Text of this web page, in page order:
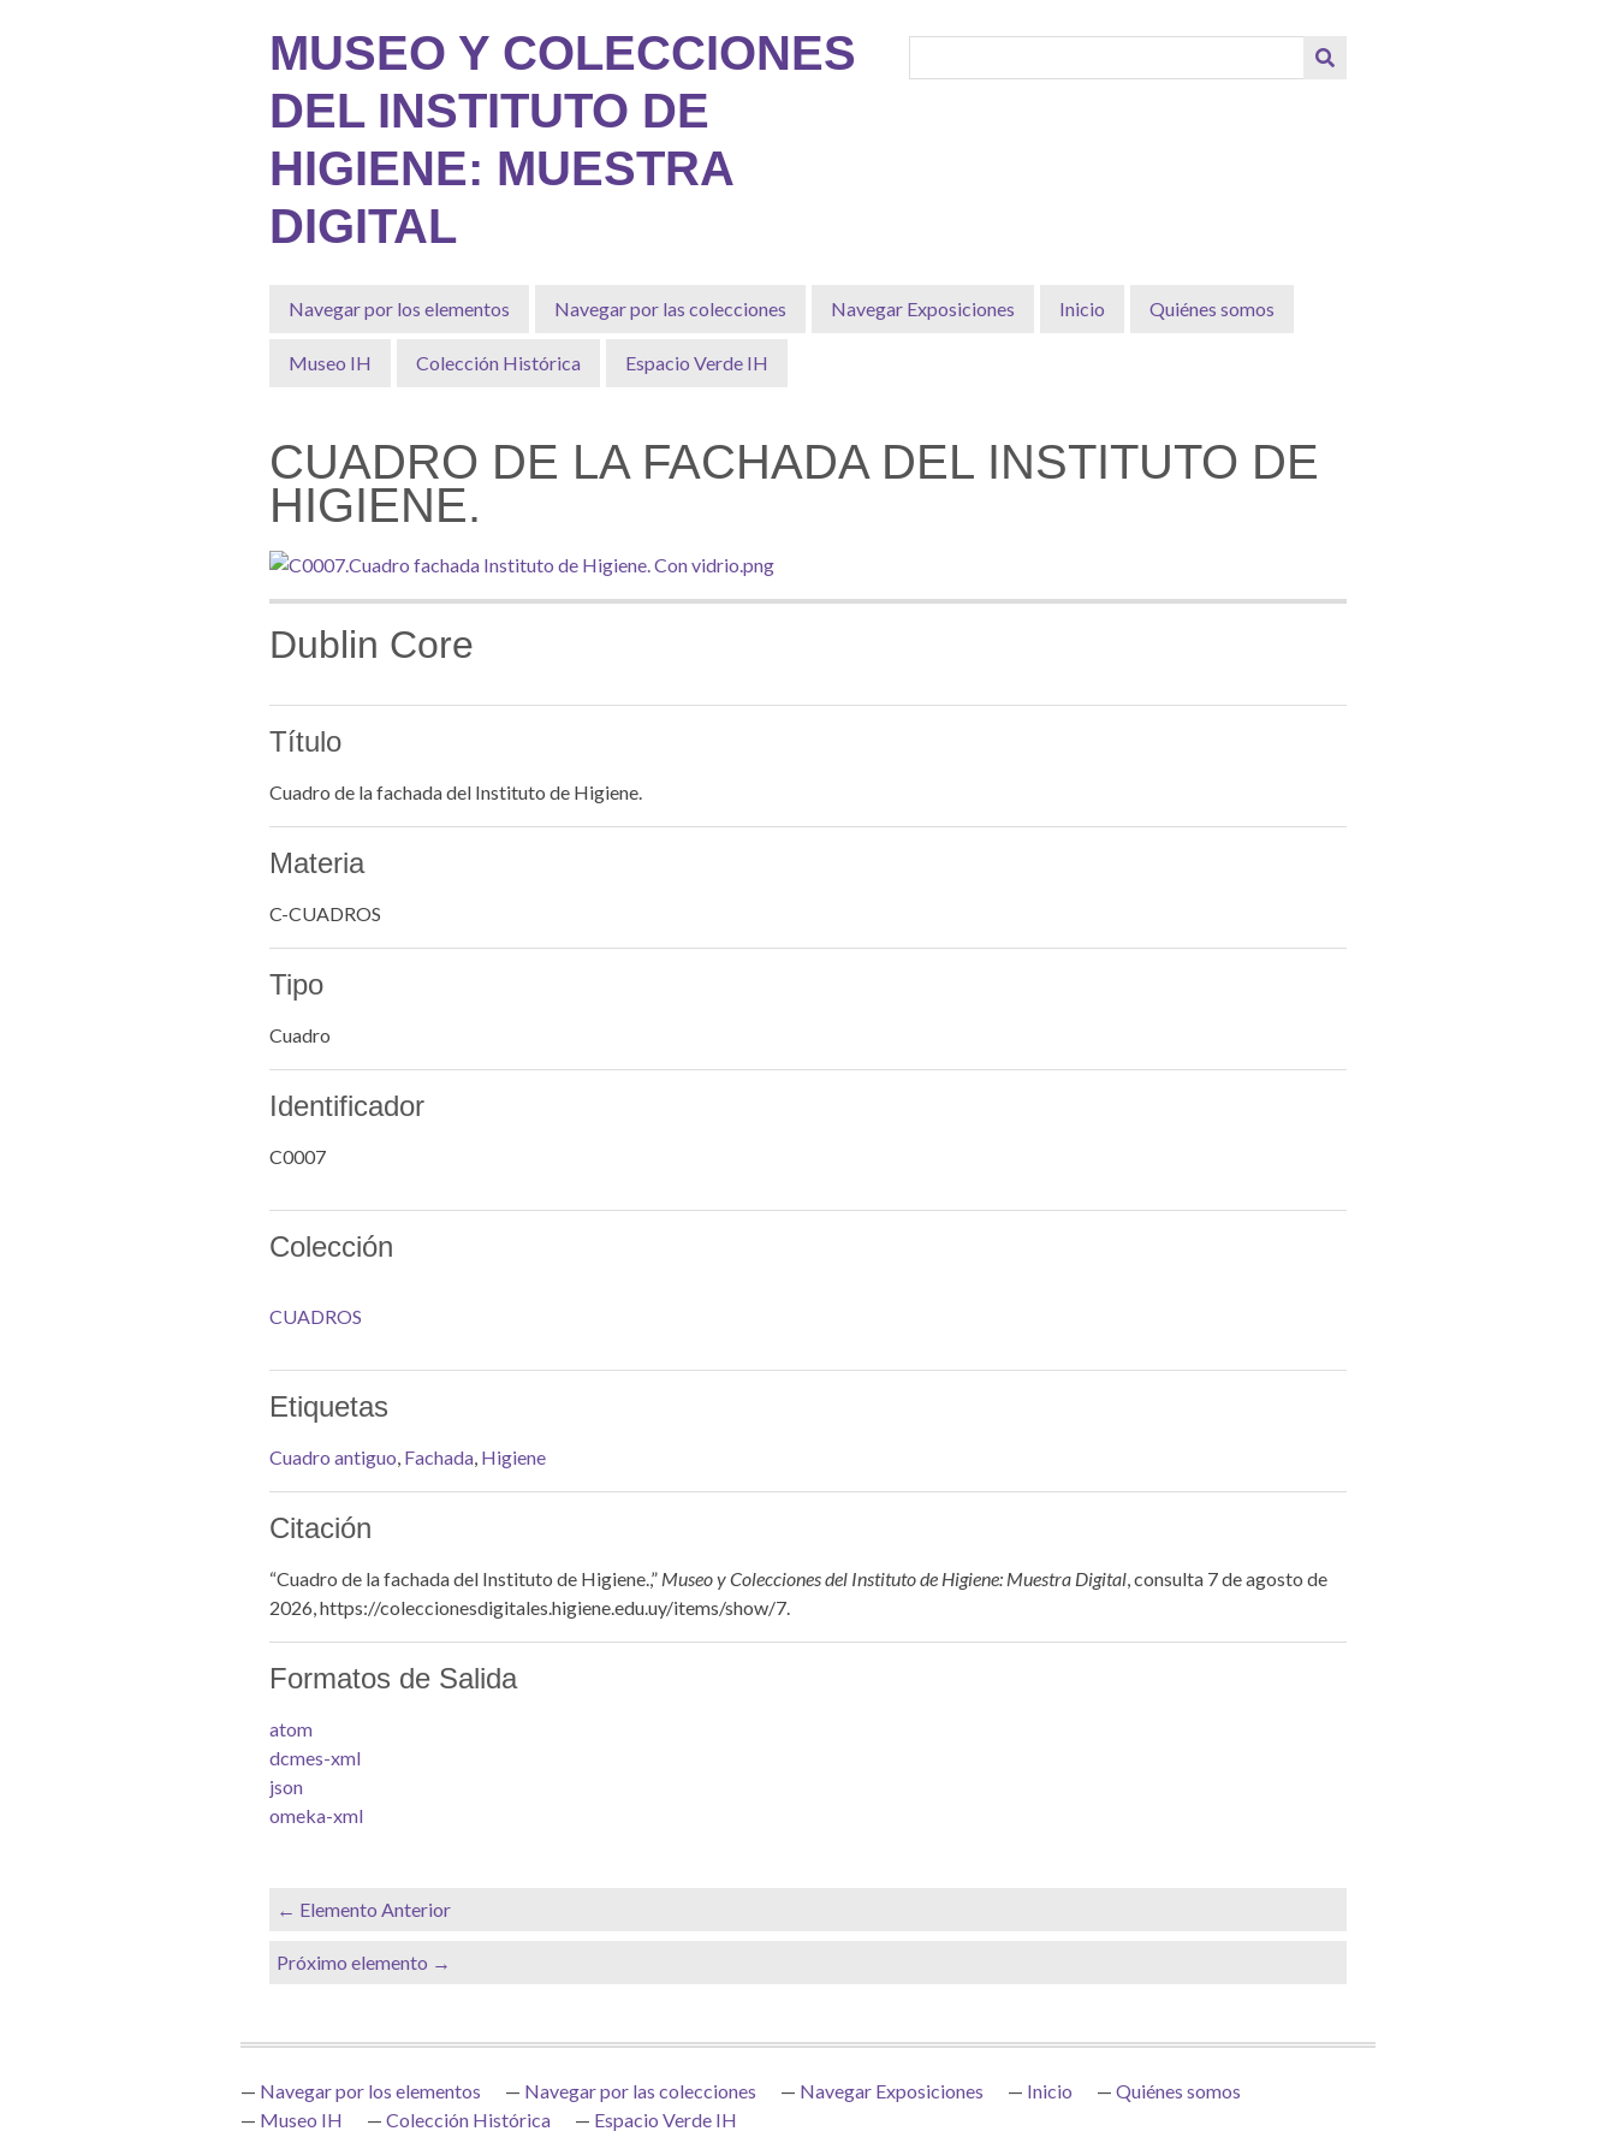
MUSEO Y COLECCIONES
DEL INSTITUTO DE
HIGIENE: MUESTRA
DIGITAL
Navegar por los elementos Navegar por las colecciones Navegar Exposiciones Inicio Quiénes somos
Museo IH Colección Histórica Espacio Verde IH
CUADRO DE LA FACHADA DEL INSTITUTO DE
HIGIENE.
Dublin Core
Título
Cuadro de la fachada del Instituto de Higiene.
Materia
C-CUADROS
Tipo
Cuadro
Identificador
C0007
Colección
CUADROS
Etiquetas
Cuadro antiguo, Fachada, Higiene
Citación
“Cuadro de la fachada del Instituto de Higiene.,” Museo y Colecciones del Instituto de Higiene: Muestra Digital, consulta 7 de agosto de
2026,https://coleccionesdigitales.higiene.edu.uy/items/show/7.
Formatos de Salida
atom
dcmes-xml
json
omeka-xml
← Elemento Anterior
Próximo elemento →
Navegar por los elementos Navegar por las colecciones Navegar Exposiciones Inicio
Quiénes somos
Museo IH
Colección Histórica Espacio Verde IH